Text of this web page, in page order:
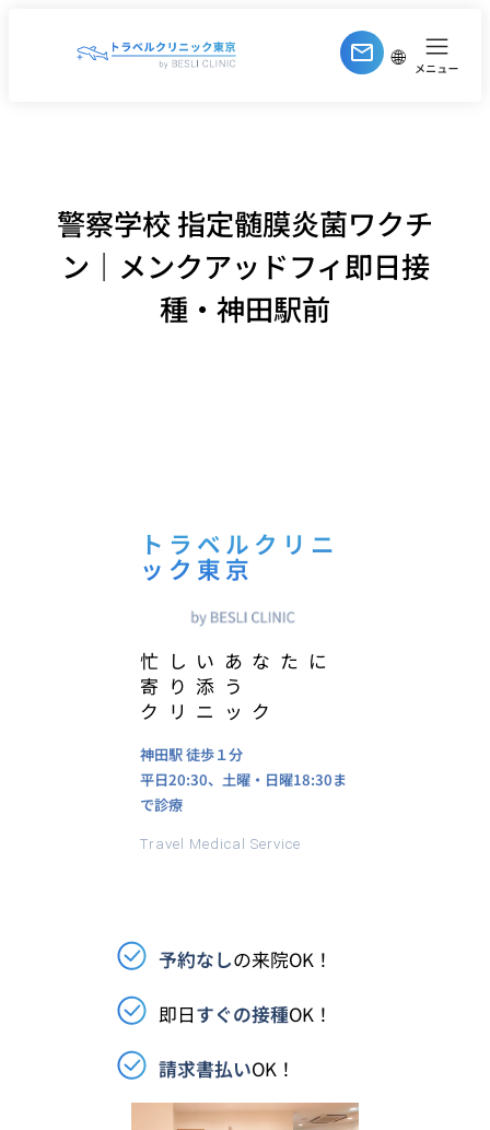
🌐
警察学校 指定髄膜炎菌ワクチ
ン｜メンクアッドフィ即日接
種・神田駅前
トラベルクリニ
ック東京
忙しいあなたに
寄り添う
クリニック
神田駅徒歩１分
平日20:30、土曜・日曜18:30ま
で診療
Travel Medical Service
予約なしの来院OK！
即日すぐの接種OK！
請求書払いOK！